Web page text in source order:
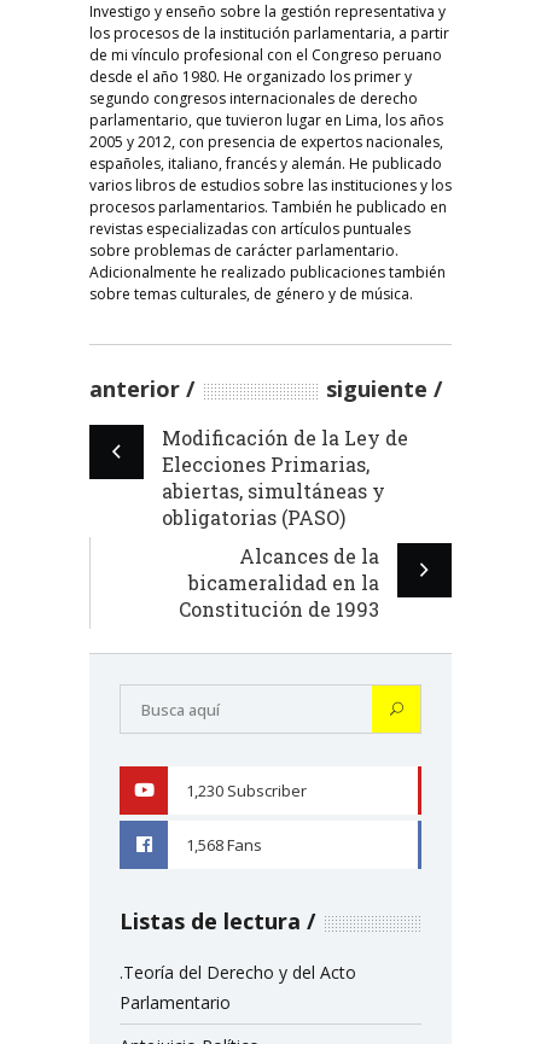
Investigo y enseño sobre la gestión representativa y
los procesos de la institución parlamentaria, a partir
de mi vínculo profesional con el Congreso peruano
desde el año 1980. He organizado los primer y
segundo congresos internacionales de derecho
parlamentario, que tuvieron lugar en Lima, los años
2005 y 2012, con presencia de expertos nacionales,
españoles, italiano, francés y alemán. He publicado
varios libros de estudios sobre las instituciones y los
procesos parlamentarios. También he publicado en
revistas especializadas con artículos puntuales
sobre problemas de carácter parlamentario.
Adicionalmente he realizado publicaciones también
sobre temas culturales, de género y de música.
anterior siguiente
Modificación de la Ley de
Elecciones Primarias,
abiertas, simultáneas y
obligatorias (PASO)
Alcances de la
bicameralidad en la
Constitución de 1993
1,230 Subscriber
1,568Fans
Listas de lectura
.Teoría del Derecho y del Acto
Parlamentario